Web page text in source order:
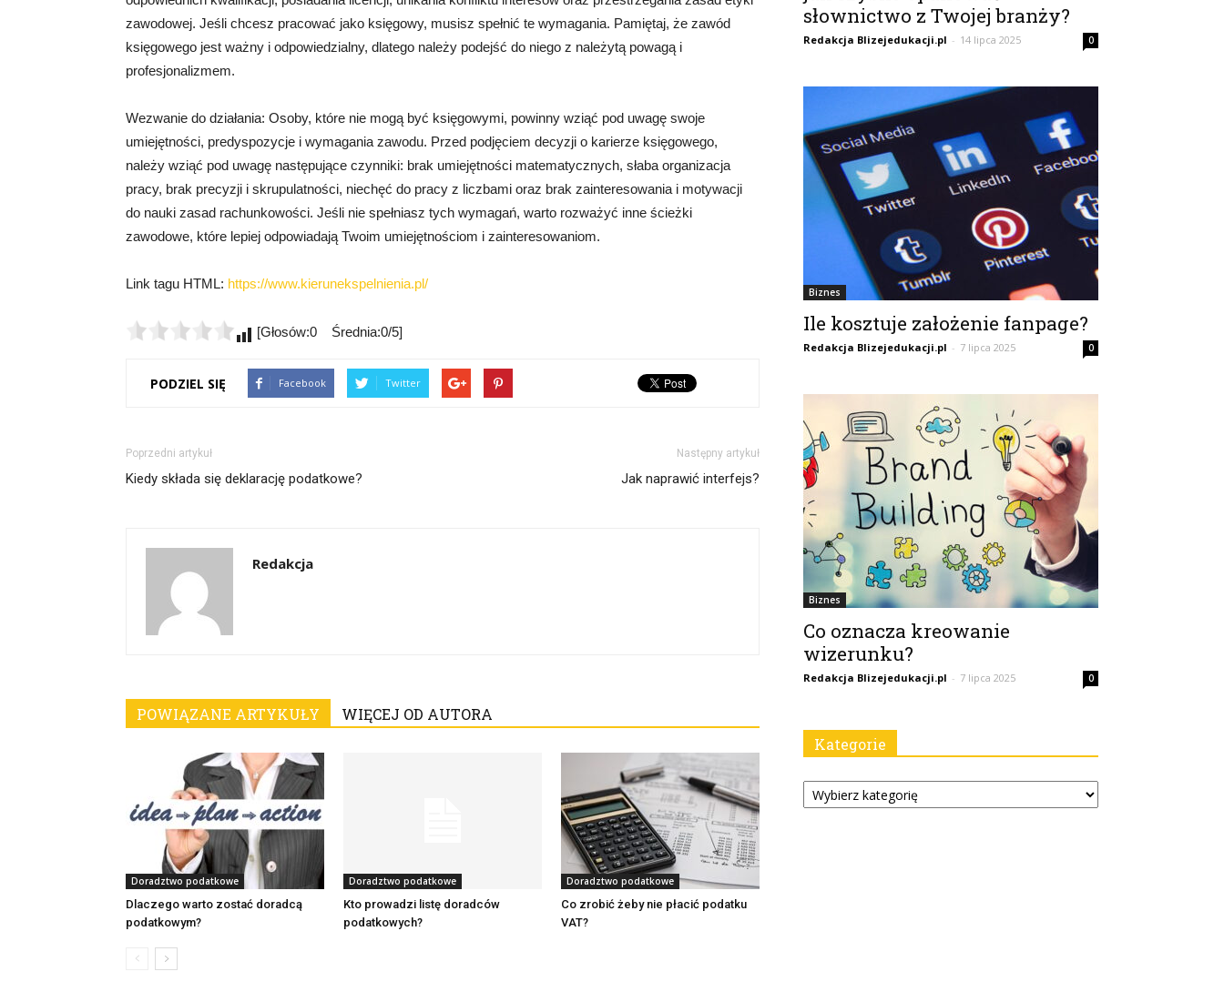
zawodowej. Jeśli chcesz pracować jako księgowy, musisz spełnić te wymagania. Pamiętaj, że zawód
księgowego jest ważny i odpowiedzialny, dlatego należy podejść do niego z należytą powagą i
profesjonalizmem.
Wezwanie do działania: Osoby, które nie mogą być księgowymi, powinny wziąć pod uwagę swoje
umiejętności, predyspozycje i wymagania zawodu. Przed podjęciem decyzji o karierze księgowego,
należy wziąć pod uwagę następujące czynniki: brak umiejętności matematycznych, słaba organizacja
pracy, brak precyzji i skrupulatności, niechęć do pracy z liczbami oraz brak zainteresowania i motywacji
do nauki zasad rachunkowości. Jeśli nie spełniasz tych wymagań, warto rozważyć inne ścieżki
zawodowe, które lepiej odpowiadają Twoim umiejętnościom i zainteresowaniom.
Link tagu HTML: https://www.kierunekspelnienia.pl/
[Głosów:0 Średnia:0/5]
PODZIEL SIĘ Facebook Twitter
Poprzedni artykuł
Kiedy składa się deklarację podatkowe?
Następny artykuł
Jak naprawić interfejs?
Redakcja
POWIĄZANE ARTYKUŁY WIĘCEJ OD AUTORA
Doradztwo podatkowe
Dlaczego warto zostać doradcą
podatkowym?
Doradztwo podatkowe
Kto prowadzi listę doradców
podatkowych?
Doradztwo podatkowe
Co zrobić żeby nie płacić podatku
VAT?
słownictwo z Twojej branży?
Redakcja Blizejedukacji.pl - 14 lipca 2025 0
Biznes
Ile kosztuje założenie fanpage?
Redakcja Blizejedukacji.pl - 7 lipca 2025 0
Biznes
Co oznacza kreowanie
wizerunku?
Redakcja Blizejedukacji.pl - 7 lipca 2025 0
Kategorie
Kategorie